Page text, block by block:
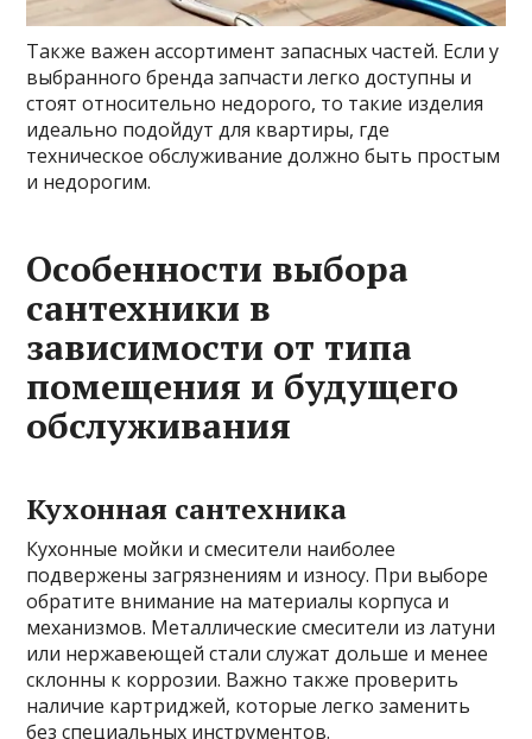
Также важен ассортимент запасных частей. Если у
выбранного бренда запчасти легко доступны и
стоят относительно недорого, то такие изделия
идеально подойдут для квартиры, где
техническое обслуживание должно быть простым
и недорогим.
Особенности выбора
сантехники в
зависимости от типа
помещения и будущего
обслуживания
Кухонная сантехника
Кухонные мойки и смесители наиболее
подвержены загрязнениям и износу. При выборе
обратите внимание на материалы корпуса и
механизмов. Металлические смесители из латуни
или нержавеющей стали служат дольше и менее
склонны к коррозии. Важно также проверить
наличие картриджей, которые легко заменить
без специальных инструментов.